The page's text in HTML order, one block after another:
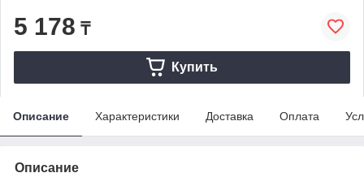
5 178 ₸
Купить
Описание Характеристики Доставка Оплата
Описание